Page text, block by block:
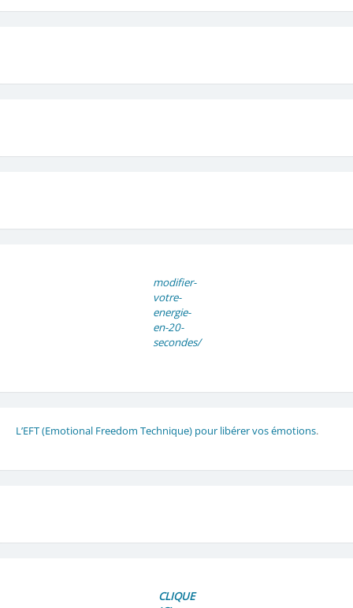
modifier-
votre-
energie-
en-20-
secondes/
L’EFT (Emotional Freedom Technique) pour libérer vos émotions.
CLIQUE